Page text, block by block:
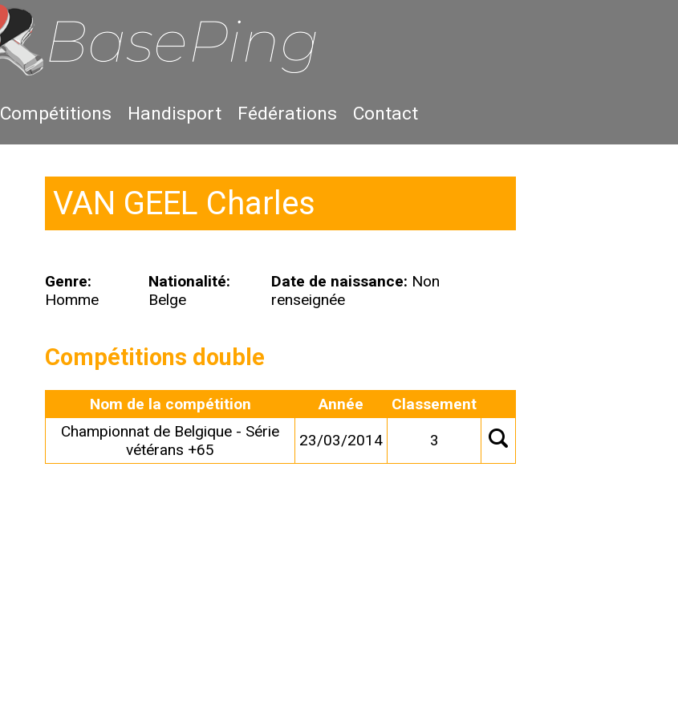
Compétitions Handisport Fédérations Contact
VAN GEEL Charles
Genre:
Homme
Nationalité:
Belge
Date de naissance: Non
renseignée
Compétitions double
Nom de la compétition Année
Classement
Championnat de Belgique - Série
vétérans +65
23/03/2014 3